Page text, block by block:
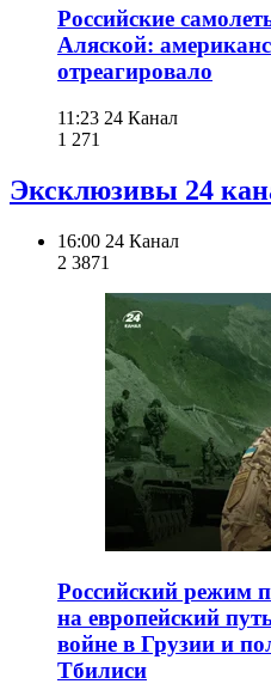
Российские
Аляской:
отреагировало
11:23 24 Канал
1 271
Эксклюзивы 24
16:00 24 Канал
2 3871
Российский режим
на европейский
войне в Грузии и
Тбилиси